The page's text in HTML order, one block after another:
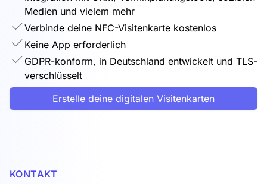
Medien und vielem mehr
Verbinde deine NFC-Visitenkarte kostenlos
Keine App erforderlich
GDPR-konform, in Deutschland entwickelt und TLS-
verschlüsselt
Erstelle deine digitalen Visitenkarten
KONTAKT